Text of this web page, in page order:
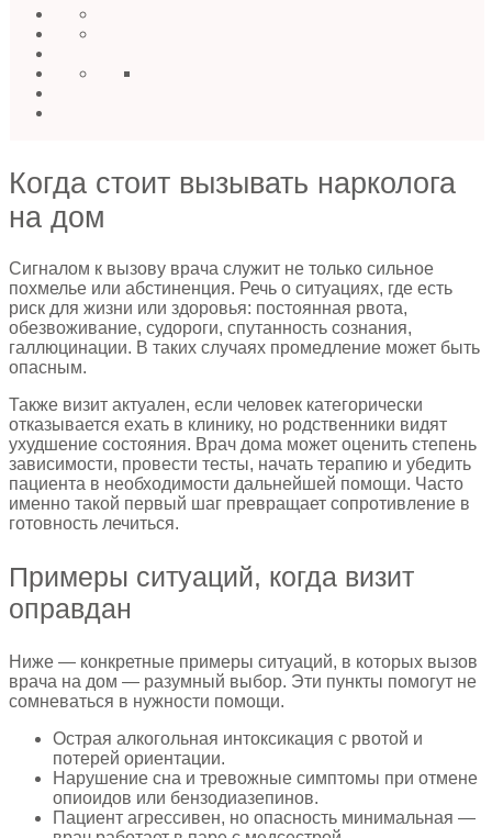
Когда стоит вызывать нарколога
на дом
Сигналом к вызову врача служит не только сильное
похмелье или абстиненция. Речь о ситуациях, где есть
риск для жизни или здоровья: постоянная рвота,
обезвоживание, судороги, спутанность сознания,
галлюцинации. В таких случаях промедление может быть
опасным.
Также визит актуален, если человек категорически
отказывается ехать в клинику, но родственники видят
ухудшение состояния. Врач дома может оценить степень
зависимости, провести тесты, начать терапию и убедить
пациента в необходимости дальнейшей помощи. Часто
именно такой первый шаг превращает сопротивление в
готовность лечиться.
Примеры ситуаций, когда визит
оправдан
Ниже — конкретные примеры ситуаций, в которых вызов
врача на дом — разумный выбор. Эти пункты помогут не
сомневаться в нужности помощи.
Острая алкогольная интоксикация с рвотой и
потерей ориентации.
Нарушение сна и тревожные симптомы при отмене
опиоидов или бензодиазепинов.
Пациент агрессивен, но опасность минимальная —